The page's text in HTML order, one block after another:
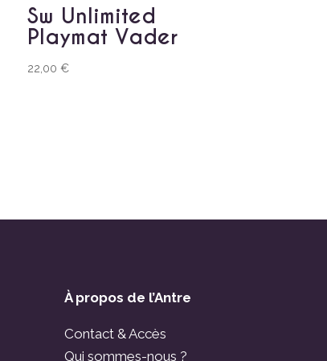
Sw Unlimited
Playmat Vader
22,00€
À propos de l’Antre
Contact & Accès
Qui sommes-nous ?